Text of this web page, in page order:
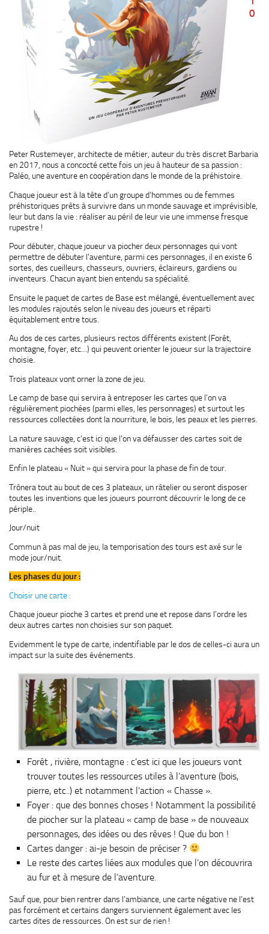
0
Peter Rustemeyer, architecte de métier, auteur du très discret Barbaria
en 2017, nous a concocté cette fois un jeu à hauteur de sa passion :
Paléo, une aventure en coopération dans le monde de la préhistoire.
Chaque joueur est à la tête d’un groupe d’hommes ou de femmes
préhistoriques prêts à survivre dans un monde sauvage et imprévisible,
leur but dans la vie : réaliser au péril de leur vie une immense fresque
rupestre !
Pour débuter, chaque joueur va piocher deux personnages qui vont
permettre de débuter l’aventure, parmi ces personnages, il en existe 6
sortes, des cueilleurs, chasseurs, ouvriers, éclaireurs, gardiens ou
inventeurs. Chacun ayant bien entendu sa spécialité.
Ensuite le paquet de cartes de Base est mélangé, éventuellement avec
les modules rajoutés selon le niveau des joueurs et réparti
équitablement entre tous.
Au dos de ces cartes, plusieurs rectos différents existent (Forêt,
montagne, foyer, etc…) qui peuvent orienter le joueur sur la trajectoire
choisie.
Trois plateaux vont orner la zone de jeu.
Le camp de base qui servira à entreposer les cartes que l’on va
régulièrement piochées (parmi elles, les personnages) et surtout les
ressources collectées dont la nourriture, le bois, les peaux et les pierres.
La nature sauvage, c’est ici que l’on va défausser des cartes soit de
manières cachées soit visibles.
Enfin le plateau « Nuit » qui servira pour la phase de fin de tour.
Trônera tout au bout de ces 3 plateaux, un râtelier ou seront disposer
toutes les inventions que les joueurs pourront découvrir le long de ce
périple..
Jour/nuit
Commun à pas mal de jeu, la temporisation des tours est axé sur le
mode jour/nuit.
Les phases du jour :
Choisir une carte :
Chaque joueur pioche 3 cartes et prend une et repose dans l’ordre les
deux autres cartes non choisies sur son paquet.
Evidemment le type de carte, indentifiable par le dos de celles-ci aura un
impact sur la suite des événements.
Forêt , rivière, montagne : c’est ici que les joueurs vont
trouver toutes les ressources utiles à l’aventure (bois,
pierre, etc..) et notamment l’action « Chasse ».
Foyer : que des bonnes choses ! Notamment la possibilité
de piocher sur la plateau « camp de base » de nouveaux
personnages, des idées ou des rêves ! Que du bon !
Cartes danger : ai-je besoin de préciser ?
Le reste des cartes liées aux modules que l’on découvrira
au fur et à mesure de l’aventure.
Sauf que, pour bien rentrer dans l’ambiance, une carte négative ne l’est
pas forcément et certains dangers surviennent également avec les
cartes dites de ressources. On est sur de rien !